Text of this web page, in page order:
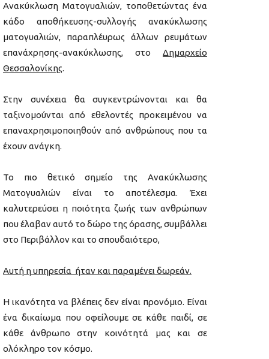
Ανακύκλωση Ματογυαλιών, τοποθετώντας ένα
κάδο αποθήκευσης-συλλογής ανακύκλωσης
ματογυαλιών, παραπλέυρως άλλων ρευμάτων
επανάχρησης-ανακύκλωσης, στο Δημαρχείο
Θεσσαλονίκης.
Στην συνέχεια θα συγκεντρώνονται και θα
ταξινομούνται από εθελοντές προκειμένου να
επαναχρησιμοποιηθούν από ανθρώπους που τα
έχουν ανάγκη.
Το πιο θετικό σημείο της Ανακύκλωσης
Ματογυαλιών είναι το αποτέλεσμα. Έχει
καλυτερεύσει η ποιότητα ζωής των ανθρώπων
που έλαβαν αυτό το δώρο της όρασης, συμβάλλει
στο Περιβάλλον και το σπουδαιότερο,
Αυτή η υπηρεσία ήταν και παραμένει δωρεάν.
Η ικανότητα να βλέπεις δεν είναι προνόμιο. Είναι
ένα δικαίωμα που οφείλουμε σε κάθε παιδί, σε
κάθε άνθρωπο στην κοινότητά μας και σε
ολόκληρο τον κόσμο.